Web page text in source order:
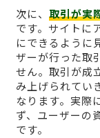
次に、 取引が実
です。サイトに
にできるように
ザーが行った取
せん。取引が成
み上げられてい
なります。実際
ず、ユーザーの
です。